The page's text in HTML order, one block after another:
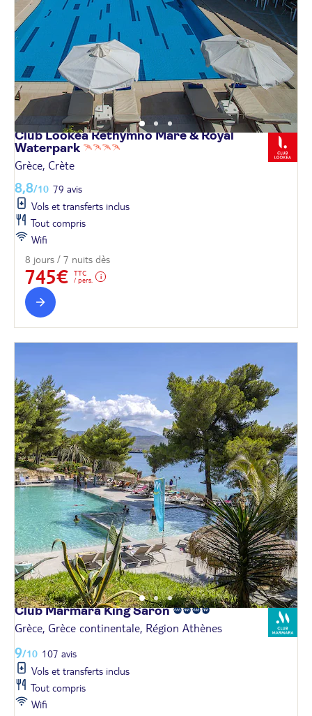
Club Lookéa Rethymno Mare & Royal
Waterpark
Grèce, Crète
8,8/10 79 avis
Vols et transferts inclus
Tout compris
Wifi
8 jours / 7 nuits dès
745€
TTC
/ pers.
Club Marmara KingSaron
Grèce, Grèce continentale, Région Athènes
9/10 107 avis
Vols et transferts inclus
Tout compris
Wifi